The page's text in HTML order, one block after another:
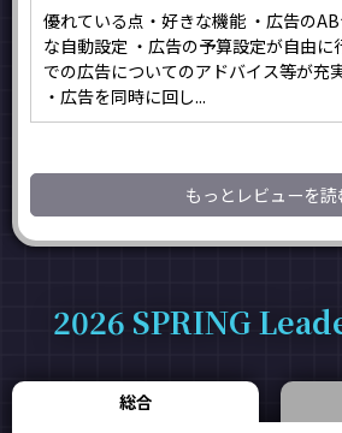
優れている点・好きな機能 ・広告の
な自動設定 ・広告の予算設定が自由に
での広告についてのアドバイス等が充
・広告を同時に回し...
もっとレビューを読
2026 SPRING
総合